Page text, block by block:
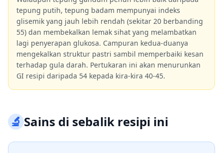
tepung putih, tepung badam mempunyai indeks
glisemik yang jauh lebih rendah (sekitar 20 berbanding
55) dan membekalkan lemak sihat yang melambatkan
lagi penyerapan glukosa. Campuran kedua-duanya
mengekalkan struktur pastri sambil memperbaiki kesan
terhadap gula darah. Pertukaran ini akan menurunkan
GI resipi daripada 54 kepada kira-kira 40-45.
🔬Sains di sebalik resipi ini